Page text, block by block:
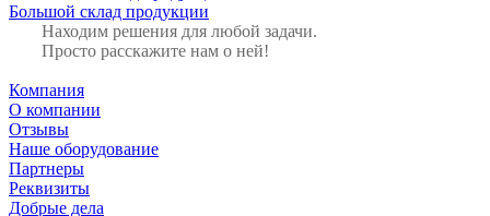
Большой склад продукции
Находим решения для любой задачи.
Просто расскажите нам о ней!
Компания
О компании
Отзывы
Наше оборудование
Партнеры
Реквизиты
Добрые дела